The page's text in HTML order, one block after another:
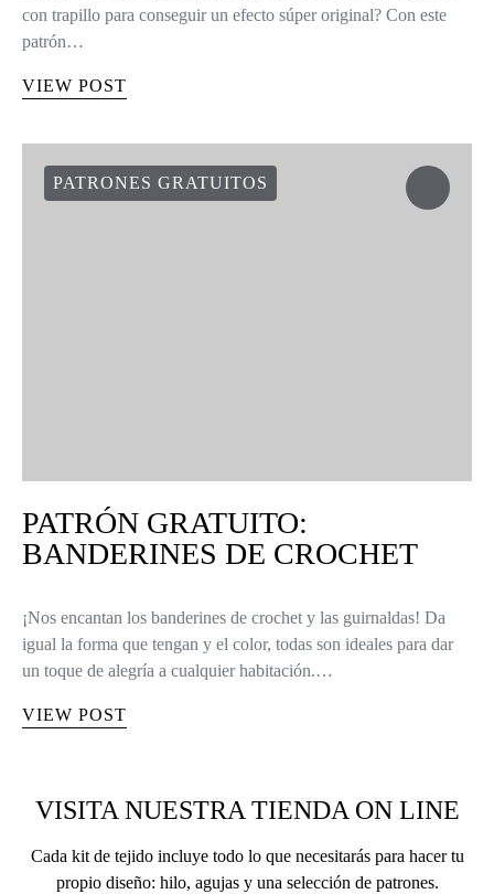
con trapillo para conseguir un efecto súper original? Con este
patrón…
VIEW POST
PATRONES GRATUITOS
PATRÓN GRATUITO:
BANDERINES DE CROCHET
¡Nos encantan los banderines de crochet y las guirnaldas! Da
igual la forma que tengan y el color, todas son ideales para dar
un toque de alegría a cualquier habitación.…
VIEW POST
VISITA NUESTRA TIENDA ON LINE
Cada kit de tejido incluye todo lo que necesitarás para hacer tu
propio diseño: hilo, agujas y una selección de patrones.